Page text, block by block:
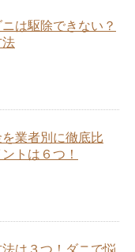
は駆除できない？
法
業者別に徹底比
トは６つ！
は３つ！ダニで悩